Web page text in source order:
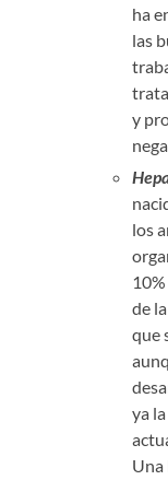
ha
las
y
los
de
que
ya
Una